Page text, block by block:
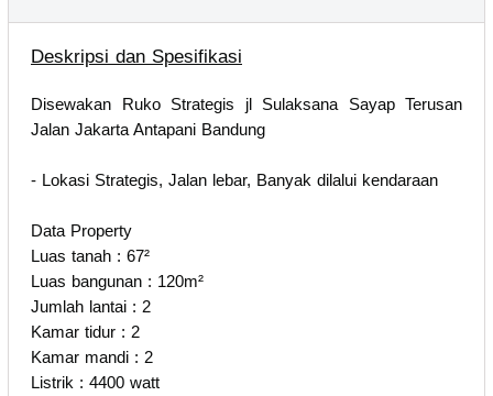
Deskripsi dan Spesifikasi
Disewakan Ruko Strategis jl Sulaksana Sayap Terusan
Jalan Jakarta Antapani Bandung
- Lokasi Strategis, Jalan lebar, Banyak dilalui kendaraan
Data Property
Luas tanah : 67²
Luas bangunan : 120m²
Jumlah lantai : 2
Kamar tidur : 2
Kamar mandi : 2
Listrik : 4400 watt